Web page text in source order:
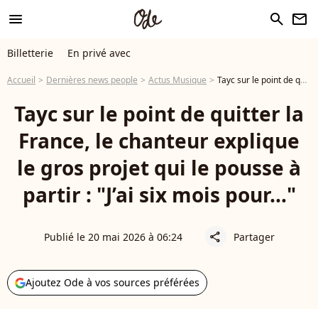
menu search newsletter
Billetterie En privé avec
Accueil Dernières news people Actus Musique Tayc sur le point de quitter la France, le chanteur explique le gros projet qui le pousse à partir : "J’ai six mois pour…"
Tayc sur le point de quitter la
France, le chanteur explique
le gros projet qui le pousse à
partir : "J’ai six mois pour…"
Publié le 20 mai 2026 à 06:24 share Partager
Ajoutez Ode à vos sources préférées